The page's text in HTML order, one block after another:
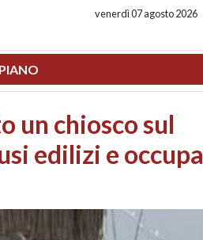
venerdì 07 agosto 2026
su call center,
da maltempo